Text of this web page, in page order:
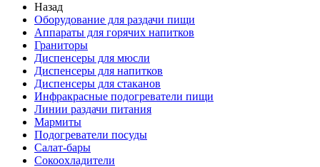
Назад
Оборудование для раздачи пищи
Аппараты для горячих напитков
Граниторы
Диспенсеры для мюсли
Диспенсеры для напитков
Диспенсеры для стаканов
Инфракрасные подогреватели пищи
Линии раздачи питания
Мармиты
Подогреватели посуды
Салат-бары
Сокоохладители